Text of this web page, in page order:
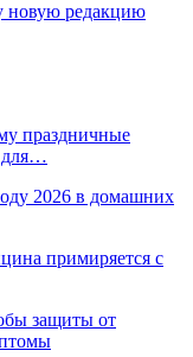
новую редакцию
праздничные
для…
2026 в домашних
примиряется с
защиты от